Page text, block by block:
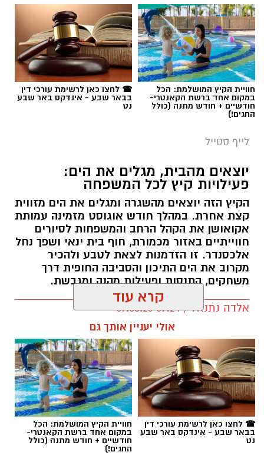
חוויית הקיץ המושלמת: הכל
במקום אחד ברשת הקאנטרי-
חודשיים + חודש מתנה (כולל
החגים!)
☎ לחצו כאן לרשימת עורכי דין
בבאר שבע - אינדקס באר שבע
נט
לייף סטייל
יוצאים מהבית, מגלים את הים:
פעילויות קיץ לכל המשפחה
הקיץ הזה יוצאים מהשגרה ומגלים את הים מזווית
קצת אחרת. במהלך חודש אוגוסט מזמינה עמותת
אקואושן את הקהל הרחב והמשפחות לסיורים
חווייתיים באזור מכמורת, חוף בית ינאי ושפך נחל
אלכסנדר. זו הזדמנות לצאת לטבע ולהכיר
מקרוב את הים התיכון והסביבה החופית דרך
משחקים, התנסות ופעילות מהנה ומגבשת.
אלדה נתנאל / 09:24 07.08.26
תגים:טיול
קרא עוד
אולי יעניין אותך גם
☎ לחצו כאן לרשימת עורכי דין
בבאר שבע - אינדקס באר שבע
נט
חוויית הקיץ המושלמת: הכל
במקום אחד ברשת הקאנטרי-
חודשיים + חודש מתנה (כולל
החגים!)